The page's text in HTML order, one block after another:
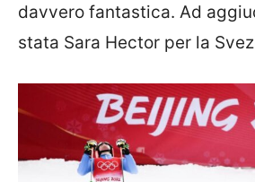
davvero fantastica. Ad
stata Sara Hector per la